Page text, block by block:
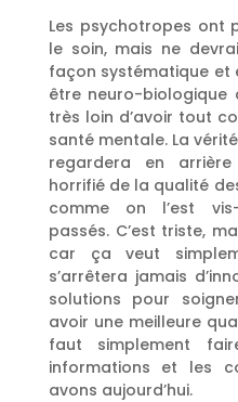
Les psychotropes ont
le soin, mais ne
façon systématique et
être neuro-biologique
très loin d’avoir tout
santé mentale. La
regardera en
horrifié de la qualité
comme on l’est
passés. C’est triste,
car ça veut
s’arrêtera jamais
solutions pour
avoir une meilleure
faut simplement
informations et les
avons aujourd’hui.